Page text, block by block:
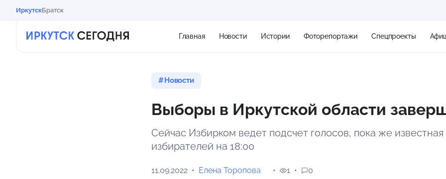
ИркутскБратск
Главная Новости Истории Фоторепортажи Спецпроекты
6 м/с
Новости
Выборы в Иркутской области
Сейчас Избирком ведет подсчет голосов, пока же известная
избирателей на 18:00
11.09.2022 Елена Торопова 1 0